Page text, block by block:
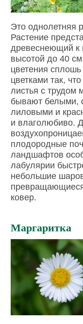
Это однолетняя
Растение
древеснеющий к
высотой до 40
цветения
цветками так,
листья с трудом
бывают белыми,
лиловыми и
и влаголюбиво.
плодородные
ландшафтов
лабулярии
небольшие
ковер.
Маргаритка